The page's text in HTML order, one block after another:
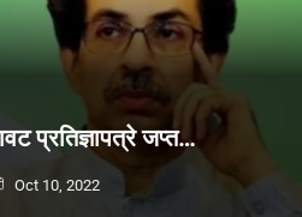
प्रतिज्ञापत्रे जप्त…
Oct 10, 2022